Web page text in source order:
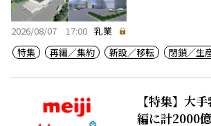
2026/08/07 17:00 乳業
特集
再編／集約 新設／移転 閉鎖／生
【特集】大
編に計2000